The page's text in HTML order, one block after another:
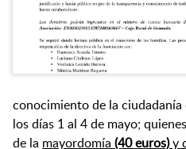
conocimiento de la ciudadanía
los días 1 al 4 de mayo;
de la mayordomía (40 euros)y